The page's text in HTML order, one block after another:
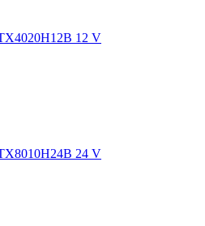
12 V
24 V